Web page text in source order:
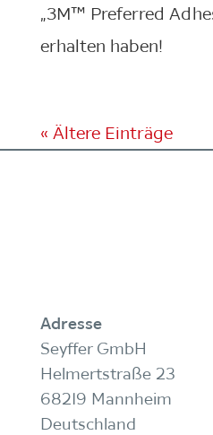
„3M™ Preferred
erhalten haben!
« Ältere Einträge
Adresse
Seyffer GmbH
Helmertstraße 23
68219 Mannheim
Deutschland